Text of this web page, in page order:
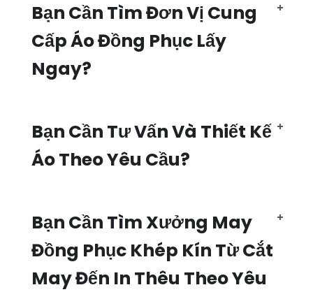
Bạn Cần Tìm Đơn Vị Cung
Cấp Áo Đồng Phục Lấy
Ngay?
Bạn Cần Tư Vấn Và Thiết Kế
Áo Theo Yêu Cầu?
Bạn Cần Tìm Xưởng May
Đồng Phục Khép Kín Từ Cắt
May Đến In Thêu Theo Yêu